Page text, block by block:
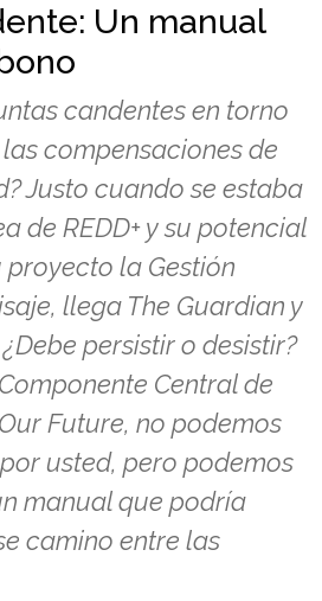
Un manual
candentes en torno
compensaciones de
Justo cuando se estaba
de REDD+ y su potencial
la Gestión
llega The Guardian y
persistir o desistir?
Central de
Future, no podemos
usted, pero podemos
manual que podría
camino entre las